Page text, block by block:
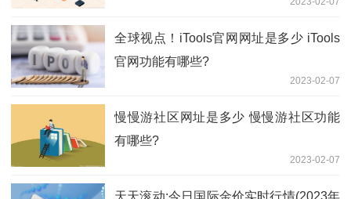
全球视点！iTools官网网址是多少 iTools
官网功能有哪些?
2023-02-07
慢慢游社区网址是多少 慢慢游社区功能
有哪些?
2023-02-07